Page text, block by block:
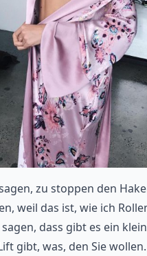
zu stoppen den
weil das ist, wie ich
dass gibt es ein
gibt, was, den Sie